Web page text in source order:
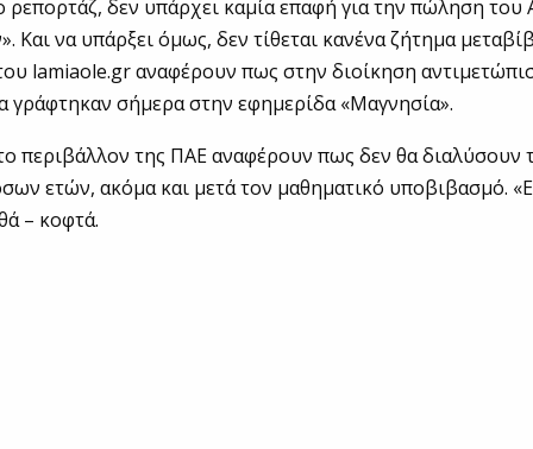
δεν υπάρχει καμία επαφή για την πώληση
Και να υπάρξει όμως, δεν τίθεται κανένα ζήτημα
lamiaole.gr αναφέρουν πως στην διοίκηση
γράφτηκαν σήμερα στην εφημερίδα «Μαγνησία».
περιβάλλον της ΠΑΕ αναφέρουν πως δεν θα διαλύσουν
ετών, ακόμα και μετά τον μαθηματικό υποβιβασμό.
– κοφτά.